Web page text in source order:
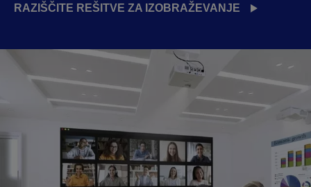
RAZIŠČITE REŠITVE ZA IZOBRAŽEVANJE